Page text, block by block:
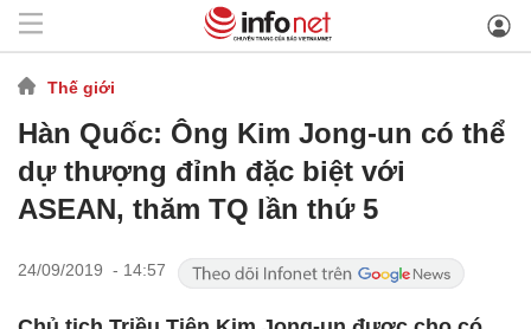
Thế giới
Hàn Quốc: Ông Kim Jong-un có thể
dự thượng đỉnh đặc biệt với
ASEAN, thăm TQ lần thứ 5
24/09/2019 - 14:57